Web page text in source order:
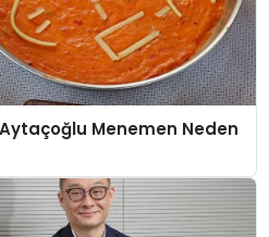
Menemen Neden